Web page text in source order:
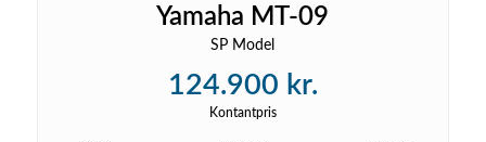
Yamaha MT-09
SP Model
124.900 kr.
Kontantpris